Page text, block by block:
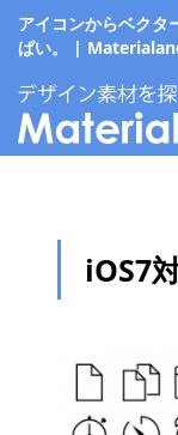
アイコンからベクタ
ぱい。 |
iOS7